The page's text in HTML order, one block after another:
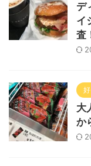
デ
イ
査
大
か